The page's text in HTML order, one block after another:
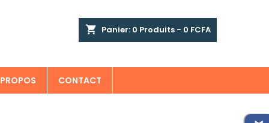
shopping_cart Panier: 0 Produits - 0 FCFA
CONTACT